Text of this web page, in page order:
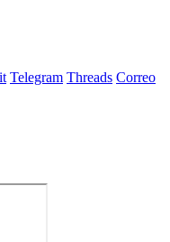
Telegram Threads Correo